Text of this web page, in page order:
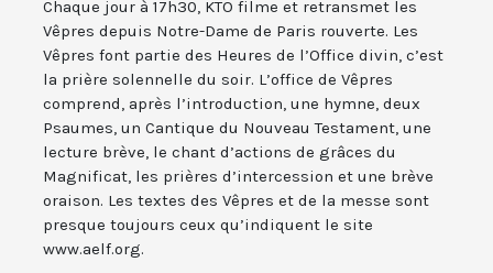
Chaque jour à 17h30, KTO filme et retransmet les
Vêpres depuis Notre-Dame de Paris rouverte. Les
Vêpres font partie des Heures de l’Office divin, c’est
la prière solennelle du soir. L’office de Vêpres
comprend, après l’introduction, une hymne, deux
Psaumes, un Cantique du Nouveau Testament, une
lecture brève, le chant d’actions de grâces du
Magnificat, les prières d’intercession et une brève
oraison. Les textes des Vêpres et de la messe sont
presque toujours ceux qu’indiquent le site
www.aelf.org.